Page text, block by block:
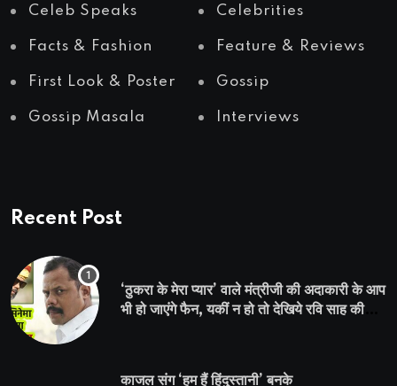
Celeb Speaks Celebrities
Facts & Fashion Feature & Reviews
First Look & Poster Gossip
Gossip Masala Interviews
Recent Post
‘ठुकरा के मेरा प्यार’ वाले मंत्रीजी की अदाकारी के आप
भी हो जाएंगे फैन, यकीं न हो तो देखिये रवि साह की
काजल संग ‘हम हैं हिंदुस्तानी’ बनके